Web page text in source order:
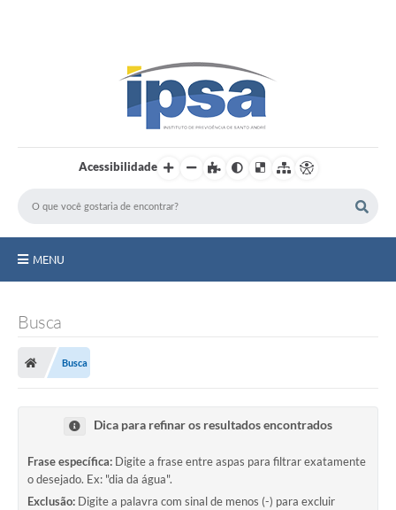
Acessibilidade
MENU
Benefícios
Notícias
Busca
Busca
Dica para refinar os resultados encontrados
Frase específica: Digite a frase entre aspas para filtrar exatamente
o desejado. Ex: "dia da água".
Exclusão: Digite a palavra com sinal de menos (-) para excluir